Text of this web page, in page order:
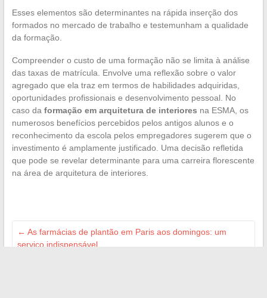
Esses elementos são determinantes na rápida inserção dos
formados no mercado de trabalho e testemunham a qualidade
da formação.
Compreender o custo de uma formação não se limita à análise
das taxas de matrícula. Envolve uma reflexão sobre o valor
agregado que ela traz em termos de habilidades adquiridas,
oportunidades profissionais e desenvolvimento pessoal. No
caso da formação em arquitetura de interiores na ESMA, os
numerosos benefícios percebidos pelos antigos alunos e o
reconhecimento da escola pelos empregadores sugerem que o
investimento é amplamente justificado. Uma decisão refletida
que pode se revelar determinante para uma carreira florescente
na área de arquitetura de interiores.
← As farmácias de plantão em Paris aos domingos: um
serviço indispensável